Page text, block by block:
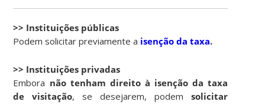
>> Instituições públicas
Podem solicitar previamente a isenção da taxa.
>> Instituições privadas
Embora não tenham direito à isenção da taxa
de visitação, se desejarem, podemsolicitar